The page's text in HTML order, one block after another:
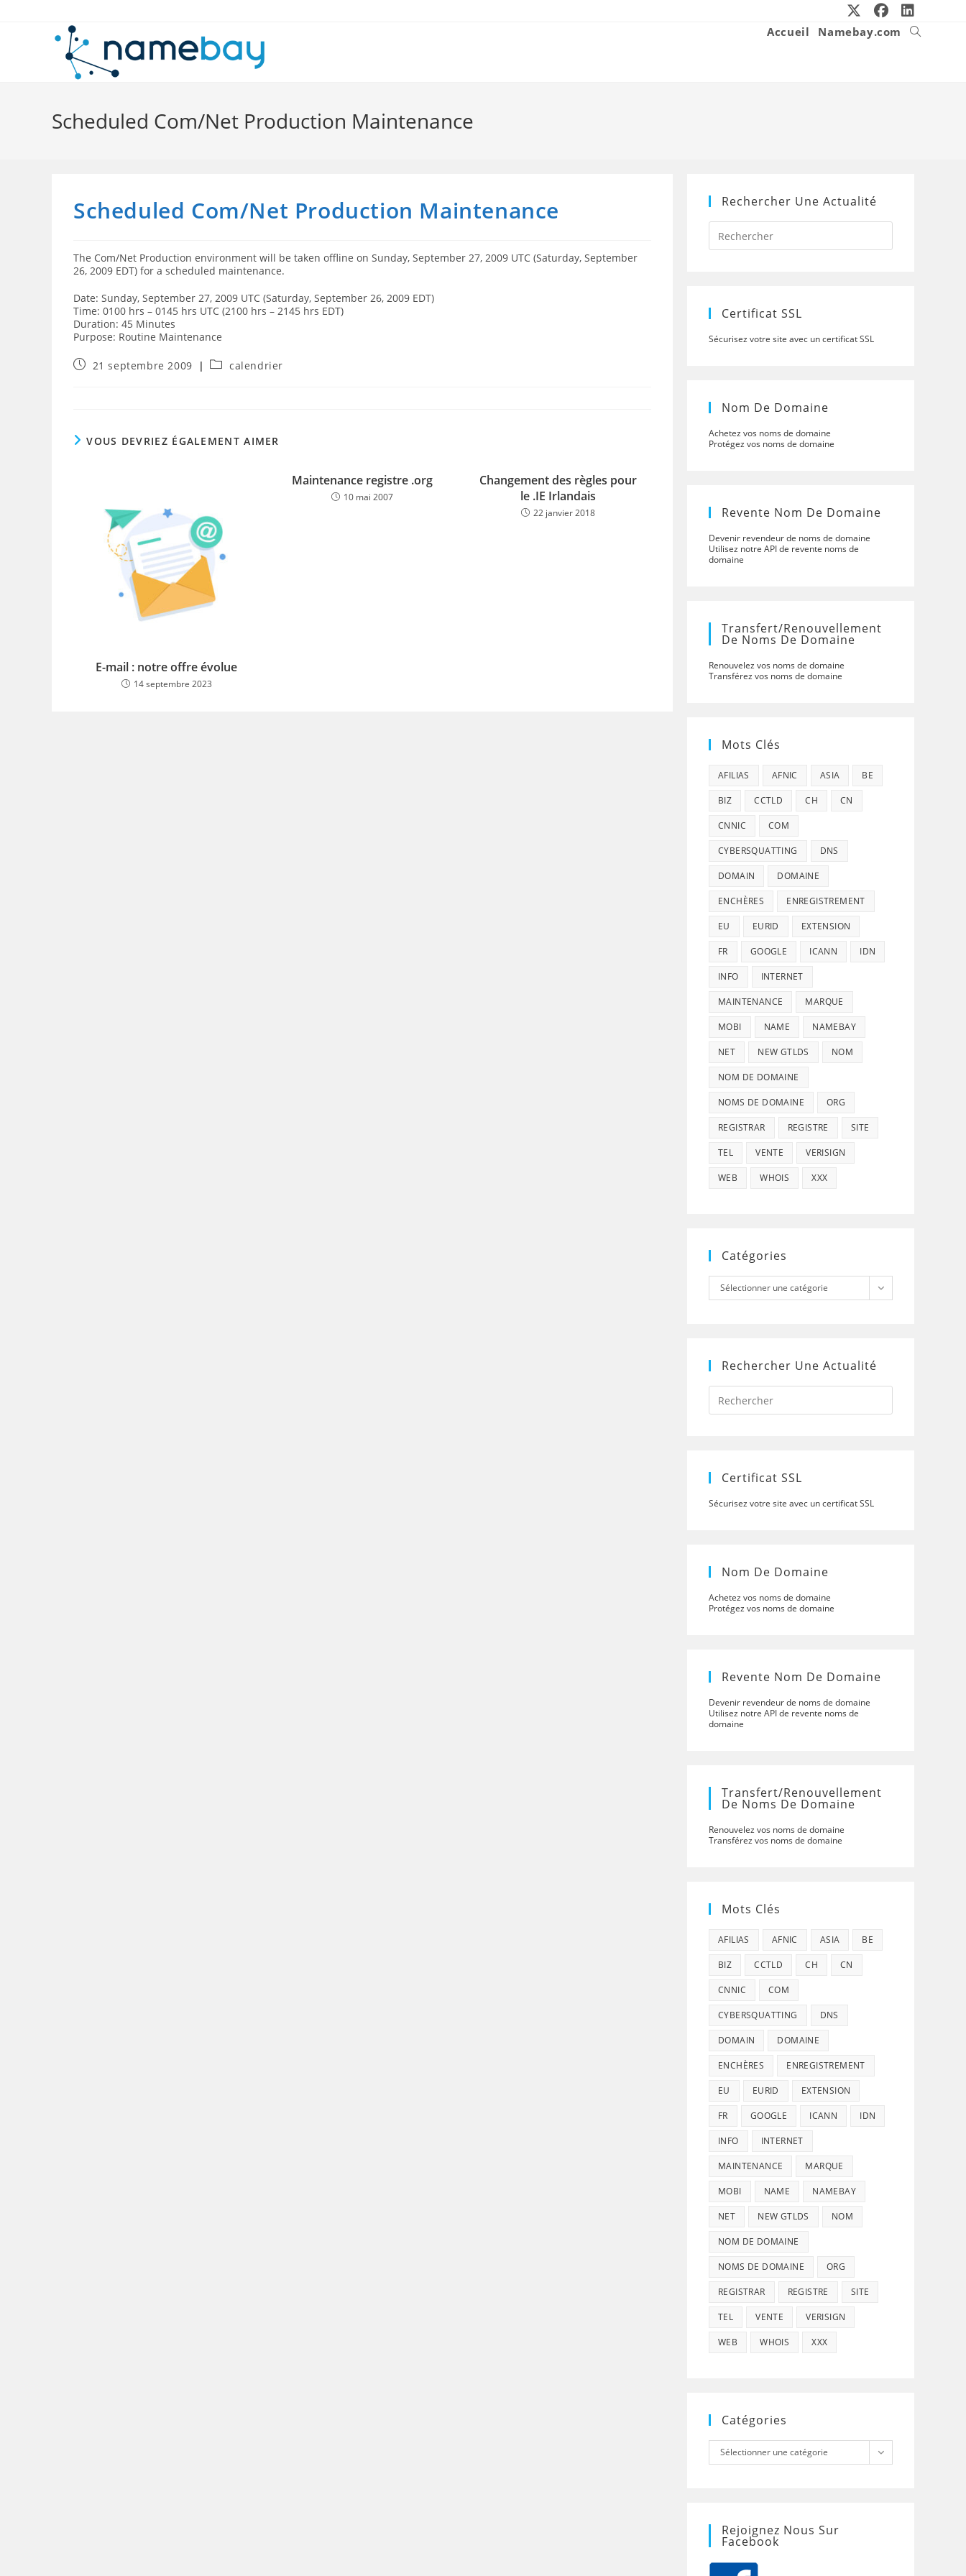
Accueil Namebay.com
Toggle
Scheduled Com/Net Production Maintenance
Scheduled Com/Net Production Maintenance
The Com/Net Production environment will be taken offline on Sunday, September 27, 2009 UTC (Saturday, September
26, 2009 EDT) for a scheduled maintenance.
Date: Sunday, September 27, 2009 UTC (Saturday, September 26, 2009 EDT)
Time: 0100 hrs – 0145 hrs UTC (2100 hrs – 2145 hrs EDT)
Duration: 45 Minutes
Purpose: Routine Maintenance
Publication
21 septembre 2009
Postcalendrier
VOUS DEVRIEZ ÉGALEMENT AIMER
E-mail : notre offre évolue
14 septembre 2023
Maintenance registre .org
10 mai 2007
Changement des règles pour
le .IE Irlandais
22 janvier 2018
Rechercher Une Actualité
Press
to
Certificat SSL
Sécurisez votre site avec un certificat SSL
Nom De Domaine
Achetez vos noms de domaine
Protégez vos noms de domaine
Revente Nom De Domaine
Devenir revendeur de noms de domaine
Utilisez notre API de revente noms de
domaine
Transfert/renouvellement
De Noms De Domaine
Renouvelez vos noms de domaine
Transférez vos noms de domaine
Mots Clés
AFILIAS AFNIC ASIA BE
BIZ CCTLD CH CN
CNNIC COM
CYBERSQUATTING DNS
DOMAIN DOMAINE
ENCHÈRES ENREGISTREMENT
EU EURID EXTENSION
FR GOOGLE ICANN IDN
INFO INTERNET
MAINTENANCE MARQUE
MOBI NAME NAMEBAY
NET NEW GTLDS NOM
NOM DE DOMAINE
NOMS DE DOMAINE ORG
REGISTRAR REGISTRE SITE
TEL VENTE VERISIGN
WEB WHOIS XXX
Catégories
Catégories
Sélectionner une catégorie
Rechercher Une Actualité
Press
to
Certificat SSL
Sécurisez votre site avec un certificat SSL
Nom De Domaine
Achetez vos noms de domaine
Protégez vos noms de domaine
Revente Nom De Domaine
Devenir revendeur de noms de domaine
Utilisez notre API de revente noms de
domaine
Transfert/renouvellement
De Noms De Domaine
Renouvelez vos noms de domaine
Transférez vos noms de domaine
Mots Clés
AFILIAS AFNIC ASIA BE
BIZ CCTLD CH CN
CNNIC COM
CYBERSQUATTING DNS
DOMAIN DOMAINE
ENCHÈRES ENREGISTREMENT
EU EURID EXTENSION
FR GOOGLE ICANN IDN
INFO INTERNET
MAINTENANCE MARQUE
MOBI NAME NAMEBAY
NET NEW GTLDS NOM
NOM DE DOMAINE
NOMS DE DOMAINE ORG
REGISTRAR REGISTRE SITE
TEL VENTE VERISIGN
WEB WHOIS XXX
Catégories
Catégories
Sélectionner une catégorie
Rejoignez Nous Sur
Facebook